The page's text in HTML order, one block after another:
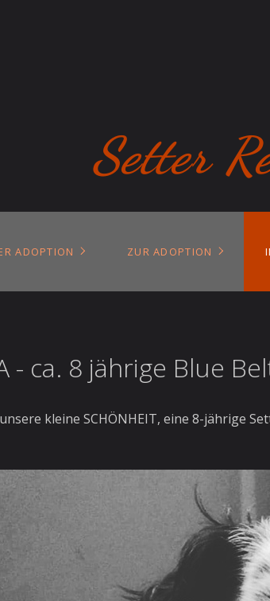
Setter
ADOPTION ZUR ADOPTION
- ca. 8 jährige Blue
kleine SCHÖNHEIT, eine 8-jährige